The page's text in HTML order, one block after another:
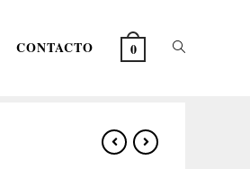
CONTACTO 0